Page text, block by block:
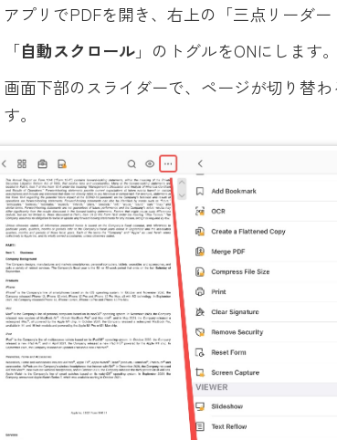
アプリでPDFを開き、右上の「三点リーダー
「自動スクロール」のトグルをONにします。
画面下部のスライダーで、ページが切り替
す。